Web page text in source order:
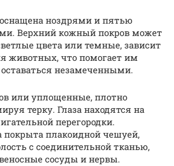
ноздрями и пятью
Верхний кожный покров может
цвета или темные, зависит
животных, что помогает им
незамеченными.
или уплощенные, плотно
терку. Глаза находятся на
перегородки.
покрыта плакоидной чешуей,
с соединительной тканью,
сосуды и нервы.